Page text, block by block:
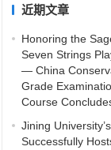
近期文章
Honoring the
Seven Strings
— China
Grade
Course
Jining
Successfully